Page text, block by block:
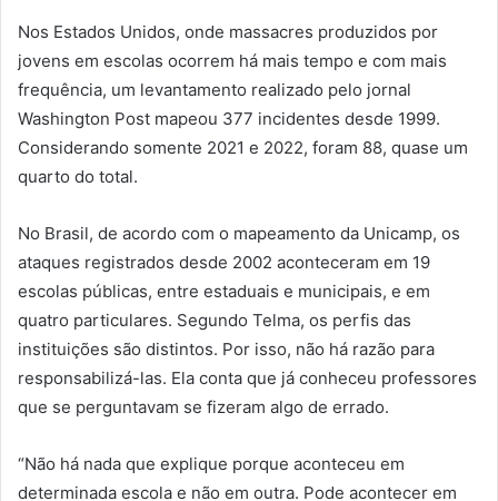
Nos Estados Unidos, onde massacres produzidos por
jovens em escolas ocorrem há mais tempo e com mais
frequência, um levantamento realizado pelo jornal
Washington Post mapeou 377 incidentes desde 1999.
Considerando somente 2021 e 2022, foram 88, quase um
quarto do total.
No Brasil, de acordo com o mapeamento da Unicamp, os
ataques registrados desde 2002 aconteceram em 19
escolas públicas, entre estaduais e municipais, e em
quatro particulares. Segundo Telma, os perfis das
instituições são distintos. Por isso, não há razão para
responsabilizá-las. Ela conta que já conheceu professores
que se perguntavam se fizeram algo de errado.
“Não há nada que explique porque aconteceu em
determinada escola e não em outra. Pode acontecer em